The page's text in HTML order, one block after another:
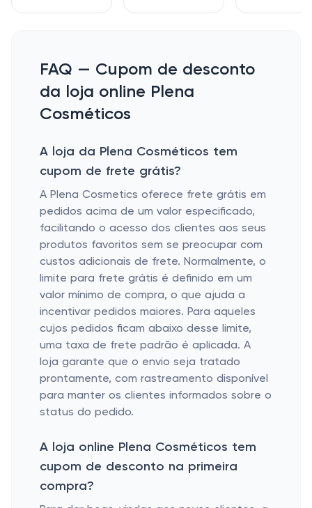
FAQ — Cupom de desconto
da loja online Plena
Cosméticos
A loja da Plena Cosméticos tem
cupom de frete grátis?
A Plena Cosmetics oferece frete grátis em
pedidos acima de um valor especificado,
facilitando o acesso dos clientes aos seus
produtos favoritos sem se preocupar com
custos adicionais de frete. Normalmente, o
limite para frete grátis é definido em um
valor mínimo de compra, o que ajuda a
incentivar pedidos maiores. Para aqueles
cujos pedidos ficam abaixo desse limite,
uma taxa de frete padrão é aplicada. A
loja garante que o envio seja tratado
prontamente, com rastreamento disponível
para manter os clientes informados sobre o
status do pedido.
A loja online Plena Cosméticos tem
cupom de desconto na primeira
compra?